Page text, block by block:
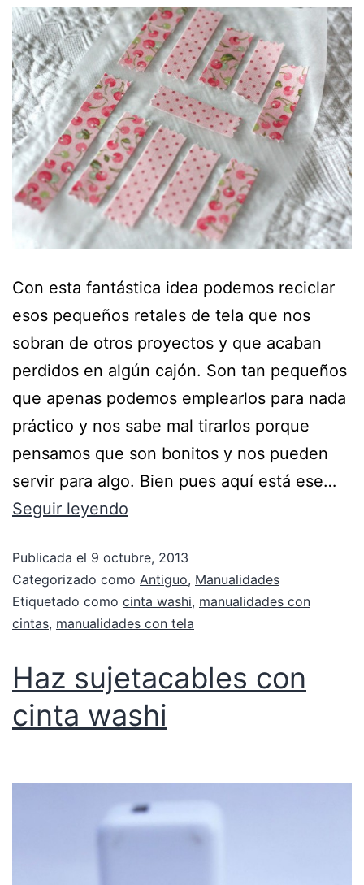
Con esta fantástica idea podemos reciclar
esos pequeños retales de tela que nos
sobran de otros proyectos y que acaban
perdidos en algún cajón. Son tan pequeños
que apenas podemos emplearlos para nada
práctico y nos sabe mal tirarlos porque
pensamos que son bonitos y nos pueden
servir para algo. Bien pues aquí está ese…
Seguir leyendo
Publicada el 9 octubre, 2013
Categorizado como Antiguo, Manualidades
Etiquetado como cinta washi, manualidades con
cintas, manualidades con tela
Haz sujetacables con
cinta washi